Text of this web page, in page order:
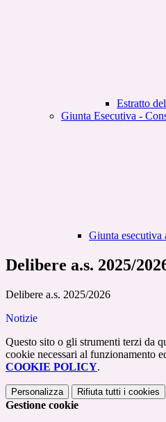
Estratto
Giunta Esecutiva -
Giunta esecutiva
Delibere a.s. 2025/
Delibere a.s. 2025/2026
Notizie
Questo sito o gli strumenti terzi da
cookie necessari al funzionamento
COOKIE POLICY.
Personalizza Rifiuta tutti i cookies
Gestione cookie